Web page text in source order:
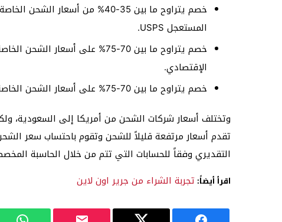
خصم يتراوح ما بين 35-40% من
المستعجل USPS.
خصم يتراوح ما بين 70-75% على
الإقتصادي.
خصم يتراوح ما بين 70-75% على أسعار الشحن الخاصة بخدمة دي اتش أل اكسبريس.
وتختلف أسعار شركات الشحن من أمريكا إلى السعودية،
تقدم أسعار مرتفعة قليلاً للشحن وتقوم باحتساب سعر
التقديري وفقاً للحسابات التي تتم من خلال الحاسبة
اقرأ أيضاً: تجربة الشراء من جرير اون لاين